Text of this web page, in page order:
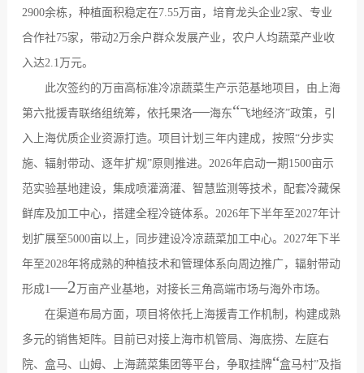
2900余栋，种植面积稳定在7.55万亩，培育龙头企业2家、专业
合作社75家，带动2万余户群众发展产业，农户人均蔬菜产业收
入达2.1 万元。
此次签约的万亩高标准冷凉蔬菜生产示范基地项目，由上海
第六批援青联络组统筹，依托果洛—海东“飞地经济”政策，引
入上海优质企业资源打造。项目计划三年内建成，按照“分步实
施、辐射带动、逐年扩规”原则推进。 2026年启动一期 1500亩示
范实验基地建设，集成喷灌滴灌、智慧监测等技术，配套冷藏保
鲜库及加工中心，搭建全程冷链体系。 2026年下半年至2027年计
划扩展至5000亩以上，同步建设冷凉蔬菜加工中心。 2027年下半
年至2028年将成熟的种植技术和管理体系向周边推广，辐射带动
形成1—2万亩产业基地，对接长三角高端市场与海外市场。
在渠道布局方面，项目将依托上海援青工作机制，构建成熟
多元的销售矩阵。目前已对接上海市机管局、海底捞、左庭右
院、盒马、山姆、上海蔬菜集团等平台，争取挂牌“盒马村”及指